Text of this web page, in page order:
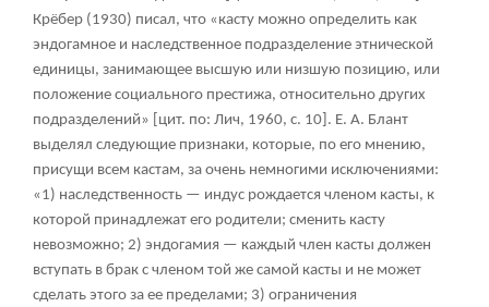
Крёбер (1930) писал, что «касту можно определить как
эндогамное и наследственное подразделение этнической
единицы, занимающее высшую или низшую позицию, или
положение социального престижа, относительно других
подразделений» [цит. по: Лич, 1960, с. 10]. Е. А. Блант
выделял следующие признаки, которые, по его мнению,
присущи всем кастам, за очень немногими исключениями:
«1) наследственность — индус рождается членом касты, к
которой принадлежат его родители; сменить касту
невозможно; 2) эндогамия — каждый член касты должен
вступать в брак с членом той же самой касты и не может
сделать этого за ее пределами; 3) ограничения